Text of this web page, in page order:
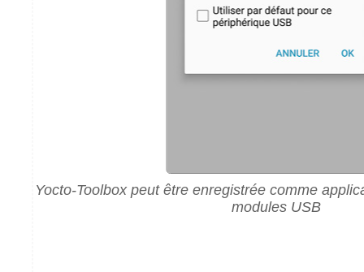
Yocto-Toolbox peut être enregistrée comme
modules USB